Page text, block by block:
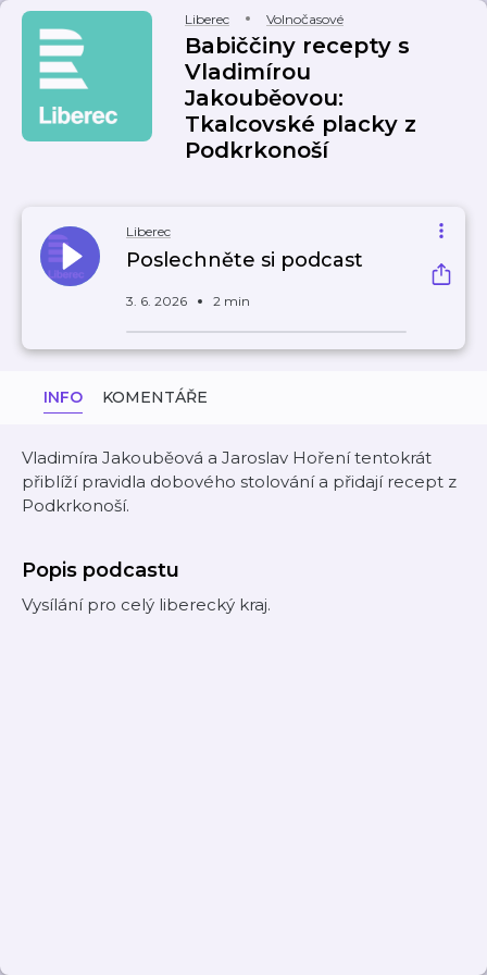
Liberec Volnočasové
Babiččiny recepty s
Vladimírou
Jakouběovou:
Tkalcovské placky z
Podkrkonoší
Liberec
Poslechněte si podcast
3. 6. 2026 2 min
INFO KOMENTÁŘE
Vladimíra Jakouběová a Jaroslav Hoření tentokrát
přiblíží pravidla dobového stolování a přidají recept z
Podkrkonoší.
Popis podcastu
Vysílání pro celý liberecký kraj.